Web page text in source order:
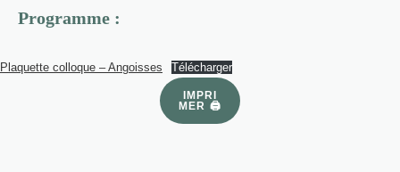
Programme :
Plaquette colloque – Angoisses Télécharger
IMPRI
MER 🖨